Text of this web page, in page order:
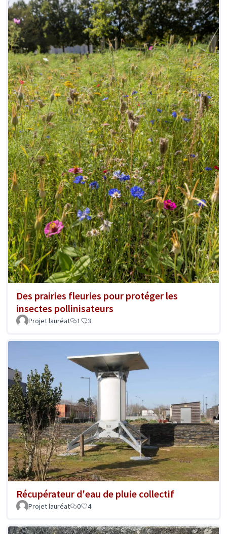
Des prairies fleuries pour protéger les
insectes pollinisateurs
Projet lauréat 1 3
Récupérateur d'eau de pluie collectif
Projet lauréat 0 4